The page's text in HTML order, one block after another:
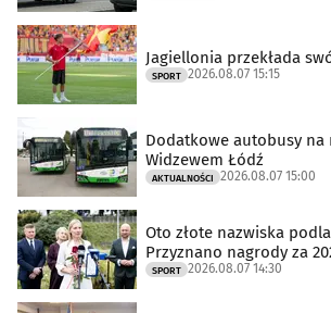
Jagiellonia przekłada
SPORT 2026.08.07 15:15
Dodatkowe autobusy na
Widzewem Łódź
AKTUALNOŚCI 2026.08.07 15:00
Oto złote nazwiska
Przyznano nagrody za
SPORT 2026.08.07 14:30